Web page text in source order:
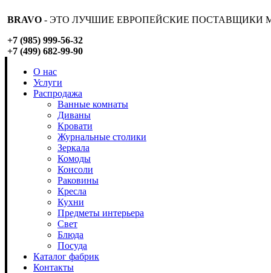
BRAVO - ЭТО ЛУЧШИЕ ЕВРОПЕЙСКИЕ ПОСТАВЩИКИ
+7 (985) 999-56-32
+7 (499) 682-99-90
О нас
Услуги
Распродажа
Ванные комнаты
Диваны
Кровати
Журнальные столики
Зеркала
Комоды
Консоли
Раковины
Кресла
Кухни
Предметы интерьера
Свет
Блюда
Посуда
Каталог фабрик
Контакты